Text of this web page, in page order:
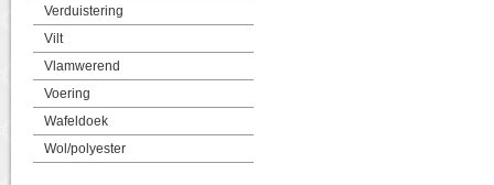
Verduistering
Vilt
Vlamwerend
Voering
Wafeldoek
Wol/polyester